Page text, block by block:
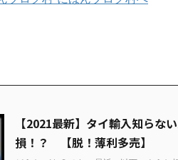
【2021最新】タイ輸入知らな
損！？ 【脱！薄利多売】